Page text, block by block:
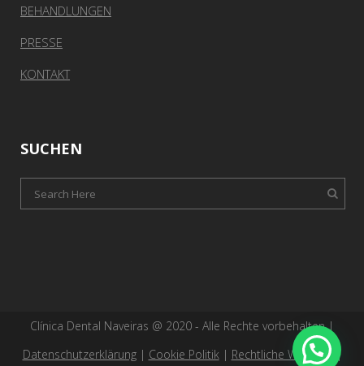
BEHANDLUNGEN
PRESSE
KONTAKT
SUCHEN
Clínica Dental Naveiras @ 2020 - Alle Rechte vorbehalten |
Datenschutzerklärung| Cookie Politik| Rechtliche Warnung |